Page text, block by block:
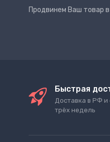
Продвинем Ваш товар
Быстрая
Доставка в РФ и
трёх недель